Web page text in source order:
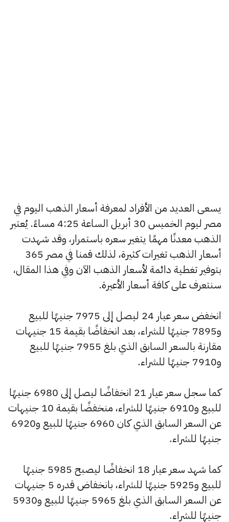
يسعى العديد من الأفراد لمعرفة أسعار الذهب اليوم في
مصر ليوم الخميس 30 أبريل الساعة 4:25 مساءً. يُعتبر
الذهب معدنًا مهمًا يتغير سعره باستمرار، وقد شهدت
أسعار الذهب تغيرات كثيرة، لذلك قمنا في مصر 365
بتوفير تغطية دائمة لأسعار الذهب الآن وفي هذا المقال،
سنتعرف على كافة أسعار الأعيرة.
انخفض سعر عيار 24 ليصل إلى 7975 جنيهًا للبيع
و7895 جنيهًا للشراء، بعد انخفاضًا بقيمة 15 جنيهات
مقارنة بالسعر السابق الذي بلغ 7955 جنيهًا للبيع
و7910 جنيهًا للشراء.
كما سجل سعر عيار 21 انخفاضًا ليصل إلى 6980 جنيهًا
للبيع و6910 جنيهًا للشراء، منخفضًا بقيمة 10 جنيهات
عن السعر السابق الذي كان 6960 جنيهًا للبيع و6920
جنيهًا للشراء.
كما شهد سعر عيار 18 انخفاضًا ليصبح 5985 جنيهًا
للبيع و5925 جنيهًا للشراء، بانخفاض قدره 5 جنيهات
عن السعر السابق الذي بلغ 5965 جنيهًا للبيع و5930
جنيهًا للشراء.